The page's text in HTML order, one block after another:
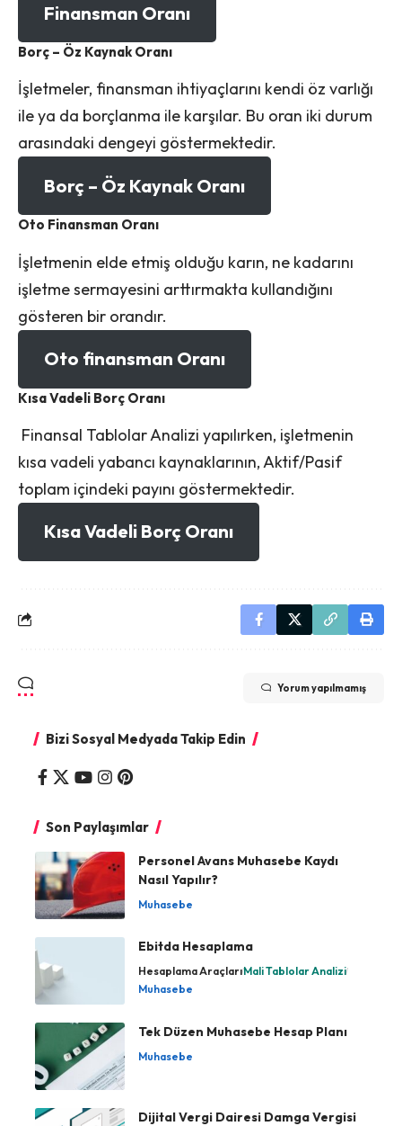
Finansman Oranı
Borç – Öz Kaynak Oranı
İşletmeler, finansman ihtiyaçlarını kendi öz varlığı
ile ya da borçlanma ile karşılar. Bu oran iki durum
arasındaki dengeyi göstermektedir.
Borç – Öz Kaynak Oranı
Oto Finansman Oranı
İşletmenin elde etmiş olduğu karın, ne kadarını
işletme sermayesini arttırmakta kullandığını
gösteren bir orandır.
Oto finansman Oranı
Kısa Vadeli Borç Oranı
Finansal Tablolar Analizi yapılırken, işletmenin
kısa vadeli yabancı kaynaklarının, Aktif/Pasif
toplam içindeki payını göstermektedir.
Kısa Vadeli Borç Oranı
Yorum yapılmamış
Bizi Sosyal Medyada Takip Edin
Son Paylaşımlar
Personel Avans Muhasebe Kaydı
Nasıl Yapılır?
Muhasebe
Ebitda Hesaplama
Hesaplama AraçlarıMali Tablolar Analizi
Muhasebe
Tek Düzen Muhasebe Hesap Planı
Muhasebe
Dijital Vergi Dairesi Damga Vergisi